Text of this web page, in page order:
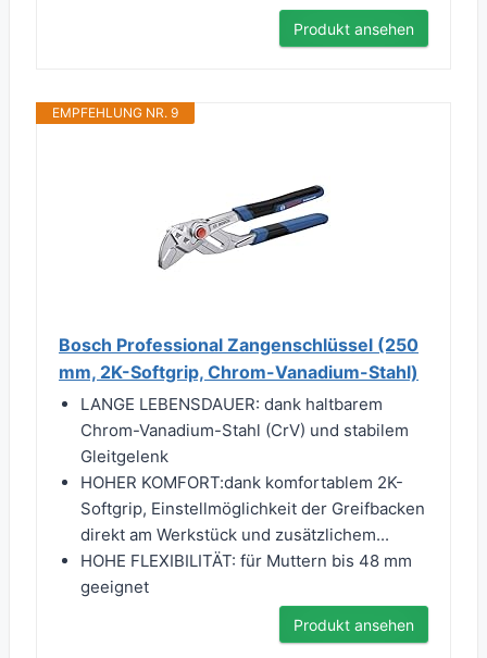
Produkt ansehen
EMPFEHLUNG NR. 9
Bosch Professional Zangenschlüssel (250
mm, 2K-Softgrip, Chrom-Vanadium-Stahl)
LANGE LEBENSDAUER: dank haltbarem
Chrom-Vanadium-Stahl (CrV) und stabilem
Gleitgelenk
HOHER KOMFORT:dank komfortablem 2K-
Softgrip, Einstellmöglichkeit der Greifbacken
direkt am Werkstück und zusätzlichem...
HOHE FLEXIBILITÄT: für Muttern bis 48 mm
geeignet
Produkt ansehen